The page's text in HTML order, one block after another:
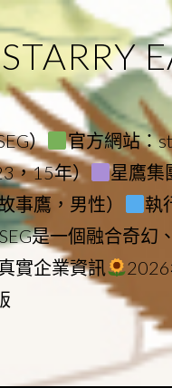
）
官方網站：
，15年）
星鷹集
事鷹，男性）
執
是一個融合奇幻
實企業資訊